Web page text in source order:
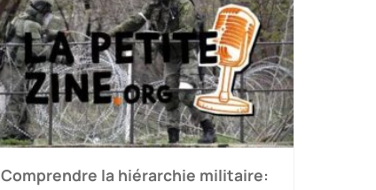
Comprendre la hiérarchie militaire: